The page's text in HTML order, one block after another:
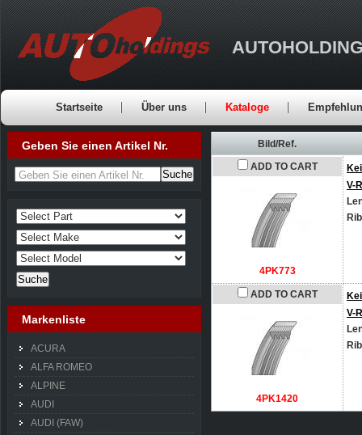
Startseite Über uns Kataloge
Bild/Ref.
ADD TO CART
4PK773
V-
ADD TO CART
4PK1420
V-
Geben Sie einen Artikel Nr.
Geben Sie einen Artikel Nr.
Markenliste
ACURA
ALFA ROMEO
ALPINE
AUDI
AUDI (FAW)